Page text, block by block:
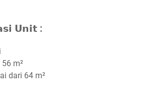
𝗨𝗻𝗶𝘁 :⁣⁣⁣
m²
dari 64 m²